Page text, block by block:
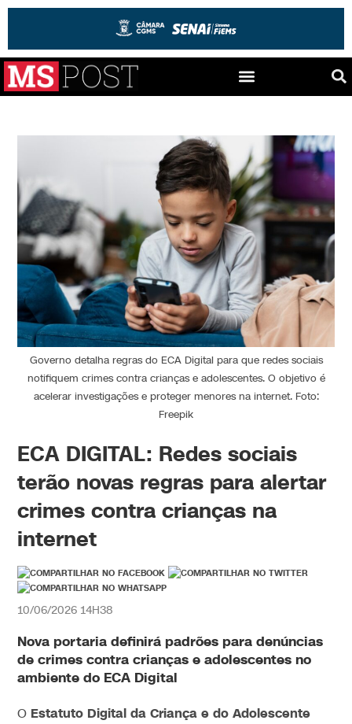
Governo detalha regras do ECA Digital para que redes sociais
notifiquem crimes contra crianças e adolescentes. O objetivo é
acelerar investigações e proteger menores na internet. Foto:
Freepik
ECA DIGITAL: Redes sociais
terão novas regras para alertar
crimes contra crianças na
internet
10/06/2026 14H38
Nova portaria definirá padrões para denúncias
de crimes contra crianças e adolescentes no
ambiente do ECA Digital
O Estatuto Digital da Criança e do Adolescente